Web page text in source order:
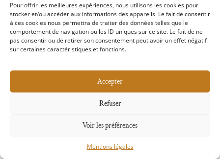
Pour offrir les meilleures expériences, nous utilisons les cookies pour
stocker et/ou accéder aux informations des appareils. Le fait de consentir
à ces cookies nous permettra de traiter des données telles que le
comportement de navigation ou les ID uniques sur ce site. Le fait de ne
pas consentir ou de retirer son consentement peut avoir un effet négatif
sur certaines caractéristiques et fonctions.
Accepter
Refuser
Voir les préférences
Mentions légales
Copyright © 2025 Club de la presse 83